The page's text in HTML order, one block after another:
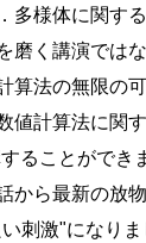
多様体に関す
磨く講演では
算法の無限の
値計算法に関
ることができ
から最新の放
刺激"になりま